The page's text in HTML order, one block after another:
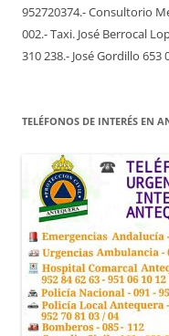
952720374.- Consultorio
002.- Taxi. José Berrocal
310 238.- José Gordillo 653
TELÉFONOS DE INTERÉS EN